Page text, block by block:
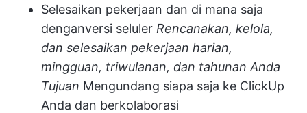
Selesaikan pekerjaan dan di mana saja
denganversi seluler Rencanakan, kelola,
dan selesaikan pekerjaan harian,
mingguan, triwulanan, dan tahunan Anda
Tujuan Mengundang siapa saja ke ClickUp
Anda dan berkolaborasi